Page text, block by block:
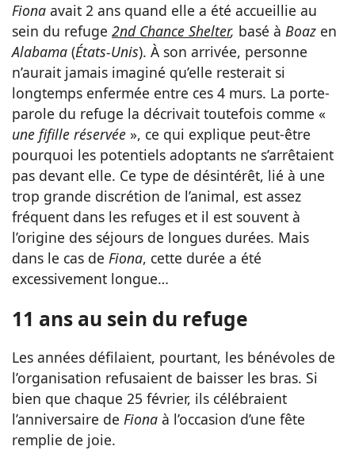
Fiona avait 2 ans quand elle a été accueillie au
sein du refuge 2nd Chance Shelter, basé à Boaz en
Alabama (États-Unis). À son arrivée, personne
n’aurait jamais imaginé qu’elle resterait si
longtemps enfermée entre ces 4 murs. La porte-
parole du refuge la décrivait toutefois comme «
une fifille réservée », ce qui explique peut-être
pourquoi les potentiels adoptants ne s’arrêtaient
pas devant elle. Ce type de désintérêt, lié à une
trop grande discrétion de l’animal, est assez
fréquent dans les refuges et il est souvent à
l’origine des séjours de longues durées. Mais
dans le cas de Fiona, cette durée a été
excessivement longue…
11 ans au sein du refuge
Les années défilaient, pourtant, les bénévoles de
l’organisation refusaient de baisser les bras. Si
bien que chaque 25 février, ils célébraient
l’anniversaire de Fiona à l’occasion d’une fête
remplie de joie.